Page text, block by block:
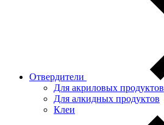
Отвердители
Для акриловых продуктов
Для алкидных продуктов
Клеи